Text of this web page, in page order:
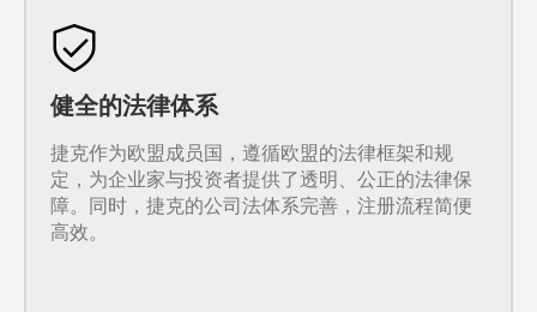
健全的法律体系
捷克作为欧盟成员国，遵循欧盟的法律框架和规
定，为企业家与投资者提供了透明、公正的法律保
障。同时，捷克的公司法体系完善，注册流程简便
高效。